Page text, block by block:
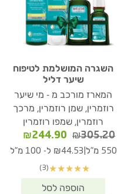
השגרה המושלמת לטיפוח
שיער דליל
המארז מורכב מ - מי שיער
רוזמרין, שמן רוזמרין, מרכך
רוזמרין, שמפו רוזמרין
₪305.20
המחיר
המקורי
₪305.20.
₪244.90
המחיר
הנוכחי
550 מ"ל ₪44.53 ל- 100 מ"ל
★
★
★
★
★
(3)